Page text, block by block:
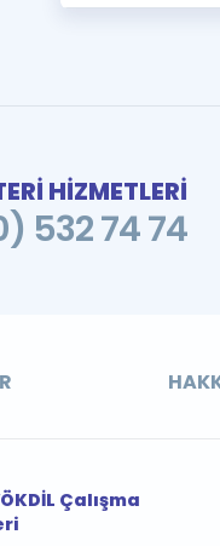
HİZMETLERİ
532 74 74
Çalışma